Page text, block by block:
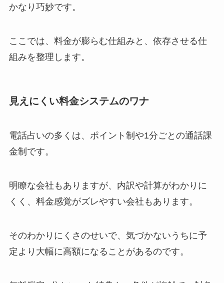
かなり巧妙です。
ここでは、料金が膨らむ仕組みと、依存させる仕
組みを整理します。
見えにくい料金システムのワナ
電話占いの多くは、ポイント制や1分ごとの通話課
金制です。
明瞭な会社もありますが、内訳や計算がわかりに
くく、料金感覚がズレやすい会社もあります。
そのわかりにくさのせいで、気づかないうちに予
定より大幅に高額になることがあるのです。